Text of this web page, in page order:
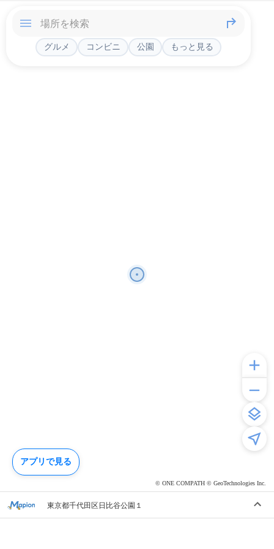
© ONE COMPATH © GeoTechnologies Inc.
グルメ コンビニ 公園 もっと見る
東京都千代田区日比谷公園１
アプリで見る